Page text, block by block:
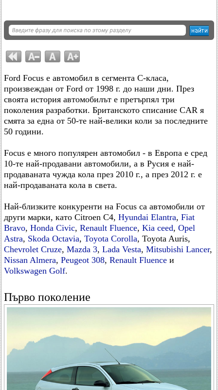
Ford Focus е автомобил в сегмента C-класа,
произвеждан от Ford от 1998 г. до наши дни. През
своята история автомобилът е претърпял три
поколения разработки. Британското списание CAR я
смята за една от 50-те най-велики коли за последните
50 години.
Focus е много популярен автомобил - в Европа е сред
10-те най-продавани автомобили, а в Русия е най-
продаваната чужда кола през 2010 г., а през 2012 г. е
най-продаваната кола в света.
Най-близките конкуренти на Focus са автомобили от
други марки, като Citroen C4, Hyundai Elantra, Fiat
Bravo, Honda Civic, Renault Fluence, Kia ceed, Opel
Astra, Skoda Octavia, Toyota Corolla, Toyota Auris,
Chevrolet Cruze, Mazda 3, Lada Vesta, Mitsubishi Lancer,
Nissan Almera, Peugeot 308, Renault Fluence и
Volkswagen Golf.
Първо поколение